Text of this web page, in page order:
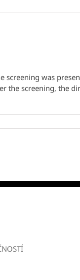
screening was
the screening, the